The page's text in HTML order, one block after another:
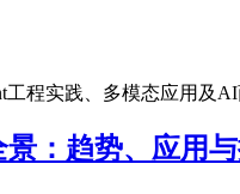
程实践、多模态应用及
：趋势、应用